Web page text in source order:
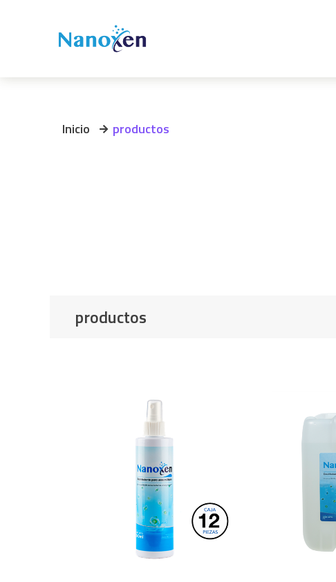
Inicio productos
productos